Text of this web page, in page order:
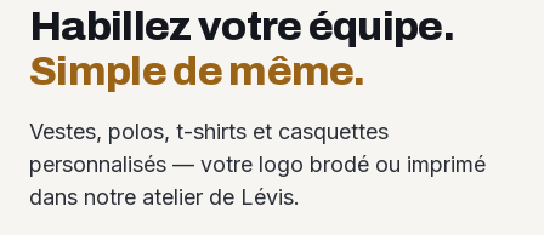
Habillez votre équipe.
Simple de même.
Vestes, polos, t-shirts et casquettes
personnalisés — votre logo brodé ou imprimé
dans notre atelier de Lévis.